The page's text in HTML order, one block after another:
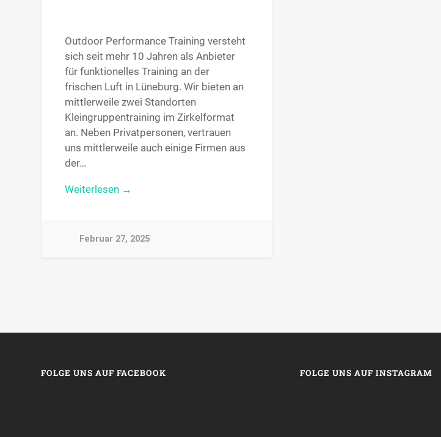
Outdoor Performance Training versteht
sich seit mehr 10 Jahren als Anbieter
für funktionelles Training an der
frischen Luft in Lüneburg. Wir bieten an
mittlerweile zwei Standorten
Kleingruppentraining im Zirkelformat
an. Neben Privatpersonen, vertrauen
uns mittlerweile auch einige Firmen aus
der…
Weiterlesen →
Februar 27, 2025
FOLGE UNS AUF FACEBOOK FOLGE UNS AUF INSTAGRAM